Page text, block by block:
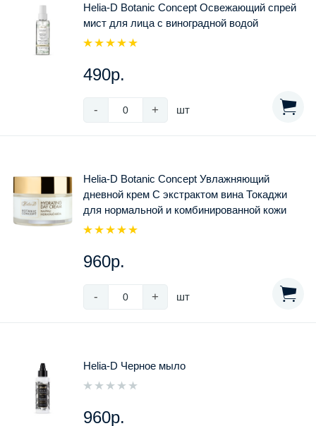
Helia-D Botanic Concept Освежающий спрей
мист для лица с виноградной водой
490р.
- + шт
Helia-D Botanic Concept Увлажняющий
дневной крем С экстрактом вина Токаджи
для нормальной и комбинированной кожи
960р.
- + шт
Helia-D Черное мыло
960р.